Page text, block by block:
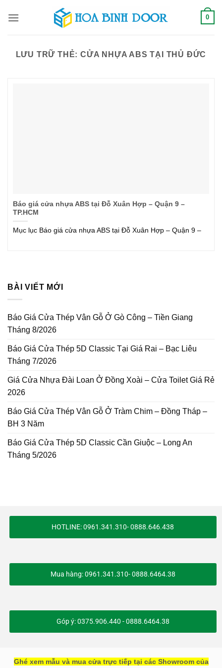
qua
0
LƯU TRỮ THẺ:CỬA NHỰA ABS TẠI THỦ ĐỨC
Báo giá cửa nhựa ABS tại Đỗ Xuân Hợp – Quận 9 –
TP.HCM
Mục lục Báo giá cửa nhựa ABS tại Đỗ Xuân Hợp – Quận 9 –
BÀI VIẾT MỚI
Báo Giá Cửa Thép Vân Gỗ Ở Gò Công – Tiền Giang
Tháng 8/2026
Báo Giá Cửa Thép 5D Classic Tại Giá Rai – Bạc Liêu
Tháng 7/2026
Giá Cửa Nhựa Đài Loan Ở Đồng Xoài – Cửa Toilet Giá Rẻ
2026
Báo Giá Cửa Thép Vân Gỗ Ở Tràm Chim – Đồng Tháp –
BH 3 Năm
Báo Giá Cửa Thép 5D Classic Cần Giuộc – Long An
Tháng 5/2026
HOTLINE: 0961.341.310- 0888.646.438
Mua hàng: 0961.341.310- 0888.6464.38
Góp ý: 0375.906.440 - 0888.6464.38
Ghé xem mẫu và mua cửa trực tiếp tại các Showroom của